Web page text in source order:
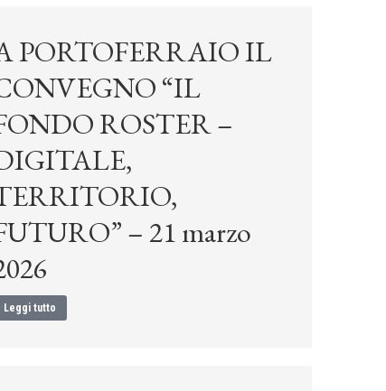
PORTOFERRAIO IL
“IL
ROSTER –
– 21 marzo
Leggi tutto